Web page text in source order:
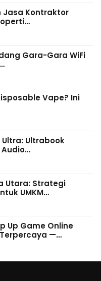
Jasa Kontraktor
Gara-Gara WiFi
Vape? Ini
Ultra: Ultrabook
Utara: Strategi
UMKM…
Up Game Online
—…